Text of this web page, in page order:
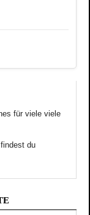
für viele viele
du